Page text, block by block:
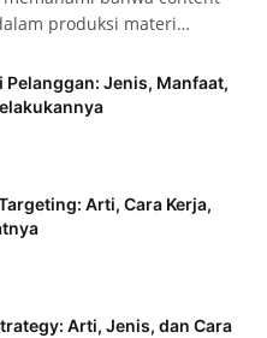
produksi materi…
Pelanggan: Jenis, Manfaat,
Arti, Cara Kerja,
Arti, Jenis, dan Cara